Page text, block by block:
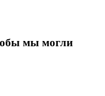
мы могли